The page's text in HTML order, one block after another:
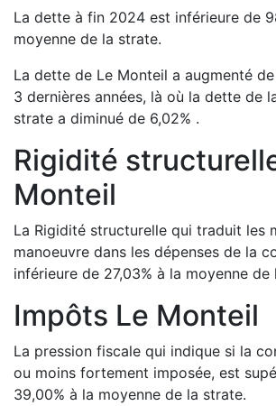
La dette à fin 2024 est inférieure de
moyenne de la strate.
La dette de Le Monteil a augmenté de
3 dernières années, là où la dette de
strate a diminué de 6,02% .
Rigidité
Monteil
La Rigidité structurelle qui traduit les
manoeuvre dans les dépenses de la
inférieure de 27,03% à la moyenne de
Impôts Le Monteil
La pression fiscale qui indique si la
ou moins fortement imposée, est
39,00% à la moyenne de la strate.